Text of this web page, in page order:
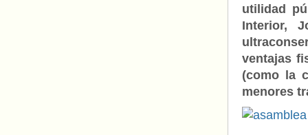
utilidad
Interior,
ventajas
(como la
menores